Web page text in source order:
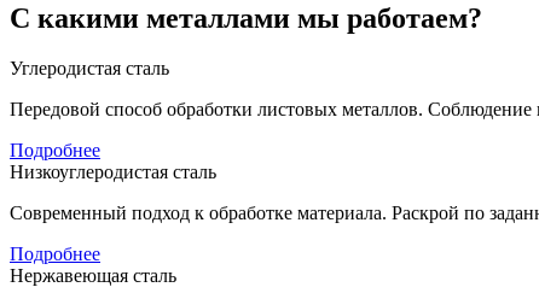
С какими металлами мы работаем?
Углеродистая сталь
Передовой способ обработки листовых металлов.
Подробнее
Низкоуглеродистая сталь
Современный подход к обработке материала. Раскрой по
Подробнее
Нержавеющая сталь